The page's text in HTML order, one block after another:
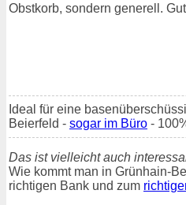
Obstkorb, sondern generell.
Ideal für eine
Beierfeld - sogar im Büro -
Das ist vielleicht auch
Wie kommt man in Grünhain-
richtigen Bank und zum